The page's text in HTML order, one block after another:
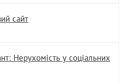
сайт
Нерухомість у соціальних